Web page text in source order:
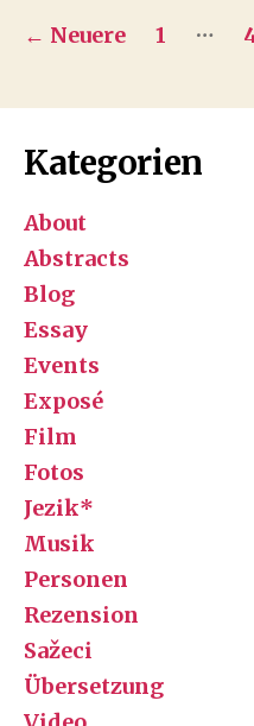
Beiträge
← Neuere 1 …
Kategorien
About
Abstracts
Blog
Essay
Events
Exposé
Film
Fotos
Jezik*
Musik
Personen
Rezension
Sažeci
Übersetzung